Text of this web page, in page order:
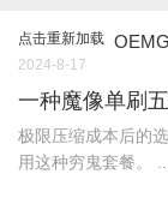
点击重新加载
2024-8-17
一种魔像单刷
极限压缩成本后的
用这种穷鬼套餐。 ...